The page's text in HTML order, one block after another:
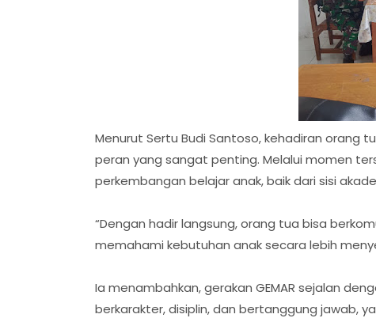
Menurut Sertu Budi Santoso, kehadiran orang
peran yang sangat penting. Melalui momen
perkembangan belajar anak, baik dari sisi
“Dengan hadir langsung, orang tua bisa
memahami kebutuhan anak secara lebih
Ia menambahkan, gerakan GEMAR sejalan
berkarakter, disiplin, dan bertanggung jawab,